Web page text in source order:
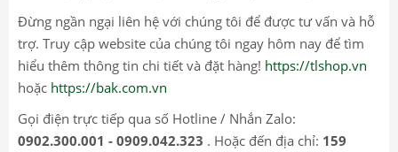
Đừng ngần ngại liên hệ với chúng tôi để được tư vấn và hỗ
trợ. Truy cập website của chúng tôi ngay hôm nay để tìm
hiểu thêm thông tin chi tiết và đặt hàng! https://tlshop.vn
hoặc https://bak.com.vn
Gọi điện trực tiếp qua số Hotline / Nhắn Zalo:
0902.300.001 - 0909.042.323 . Hoặc đến địa chỉ: 159